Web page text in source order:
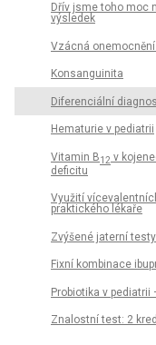
Dřív jsme toho moc
výsledek
Vzácná
Konsanguinita
Diferenciální
Hematurie v pediatrii
Vitamin B12 v
deficitu
Využití
praktického lékaře
Zvýšené jaterní
Fixní kombinace
Probiotika v
Znalostní test: 2